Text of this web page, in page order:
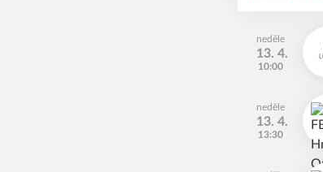
neděle
13. 4.
10:00
neděle
13. 4.
13:30